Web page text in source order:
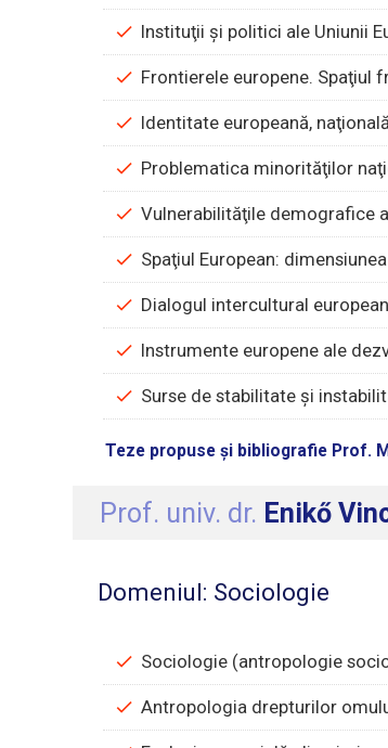
Instituţii şi politici ale Uniunii
Frontierele europene. Spaţiul
Identitate europeană,
Problematica minorităţilor
Vulnerabilităţile demografice
Spaţiul European:
Dialogul intercultural
Instrumente europene ale
Surse de stabilitate şi
Teze propuse și bibliografie Prof.
Prof. univ. dr. Enikő
Domeniul: Sociologie
Sociologie (antropologie
Antropologia drepturilor